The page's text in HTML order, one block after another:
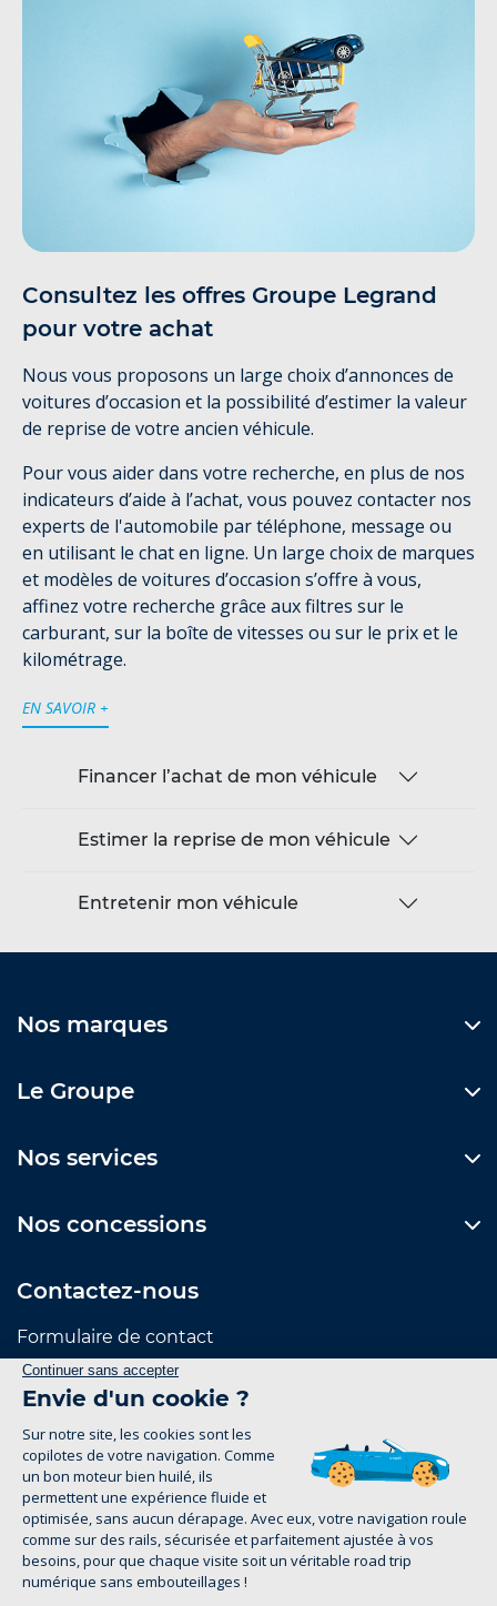
Consultez les offres Groupe Legrand
pour votre achat
Nous vous proposons un large choix d’annonces de
voitures d’occasion et la possibilité d’estimer la valeur
de reprise de votre ancien véhicule.
Pour vous aider dans votre recherche, en plus de nos
indicateurs d’aide à l’achat, vous pouvez contacter nos
experts de l'automobile par téléphone, message ou
en utilisant le chat en ligne. Un large choix de marques
et modèles de voitures d’occasion s’offre à vous,
affinez votre recherche grâce aux filtres sur le
carburant, sur la boîte de vitesses ou sur le prix et le
kilométrage.
EN SAVOIR +
Financer l’achat de mon véhicule
Estimer la reprise de mon véhicule
Entretenir mon véhicule
Nos marques
Le Groupe
Nos services
Nos concessions
Contactez-nous
Formulaire de contact
Suivez-nous
Mentions Légales
Politique de confidentialité
groupe-legrand.fr 2026
1